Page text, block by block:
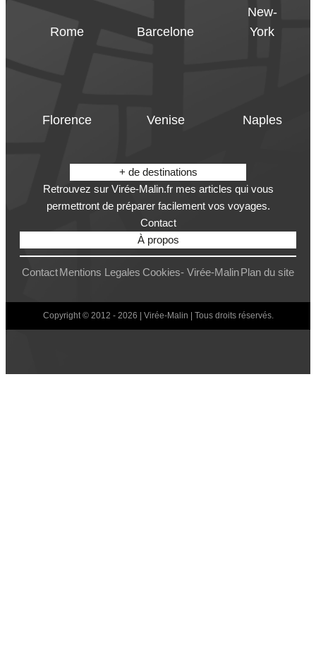
Rome Barcelone
New-
York
Florence Venise Naples
+ de destinations
Retrouvez sur Virée-Malin.fr mes articles qui vous
permettront de préparer facilement vos voyages.
Contact
À propos
Contact Mentions Legales Cookies- Virée-MalinPlan du site
Copyright © 2012 - 2026 | Virée-Malin | Tous droits réservés.